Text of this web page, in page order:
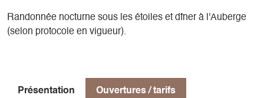
Randonnée nocturne sous les étoiles et dîner à l'Auberge
(selon protocole en vigueur).
Présentation Ouvertures / tarifs